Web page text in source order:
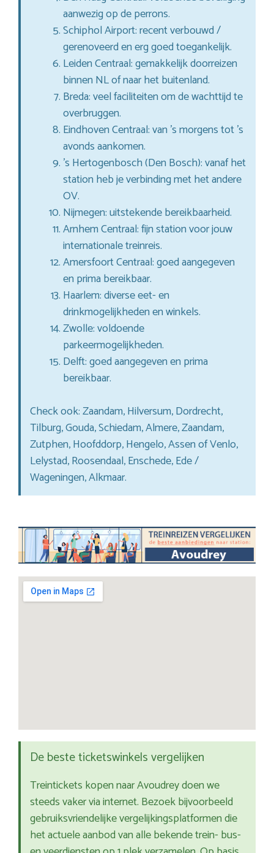
aanwezig op de perrons.
Schiphol Airport: recent verbouwd /
gerenoveerd en erg goed toegankelijk.
Leiden Centraal: gemakkelijk doorreizen
binnen NL of naar het buitenland.
Breda: veel faciliteiten om de wachttijd te
overbruggen.
Eindhoven Centraal: van ’s morgens tot ’s
avonds aankomen.
’s Hertogenbosch (Den Bosch): vanaf het
station heb je verbinding met het andere
OV.
Nijmegen: uitstekende bereikbaarheid.
Arnhem Centraal: fijn station voor jouw
internationale treinreis.
Amersfoort Centraal: goed aangegeven
en prima bereikbaar.
Haarlem: diverse eet- en
drinkmogelijkheden en winkels.
Zwolle: voldoende
parkeermogelijkheden.
Delft: goed aangegeven en prima
bereikbaar.
Check ook: Zaandam, Hilversum, Dordrecht,
Tilburg, Gouda, Schiedam, Almere, Zaandam,
Zutphen, Hoofddorp, Hengelo, Assen of Venlo,
Lelystad, Roosendaal, Enschede, Ede /
Wageningen, Alkmaar.
De beste ticketswinkels vergelijken
Treintickets kopen naar Avoudrey doen we
steeds vaker via internet. Bezoek bijvoorbeeld
gebruiksvriendelijke vergelijkingsplatformen die
het actuele aanbod van alle bekende trein- bus-